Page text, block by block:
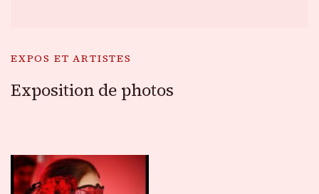
EXPOS ET ARTISTES
Exposition de photos